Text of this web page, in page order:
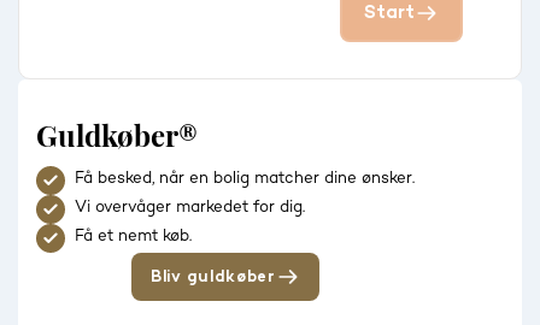
Start
Guldkøber®
Få besked, når en bolig matcher dine ønsker.
Vi overvåger markedet for dig.
Få et nemt køb.
Bliv guldkøber